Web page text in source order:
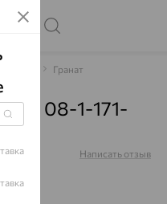
Гранат
08-1-171-
Написать отзыв